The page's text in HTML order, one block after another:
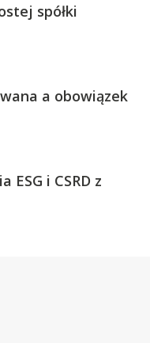
spółki
a obowiązek
i CSRD z